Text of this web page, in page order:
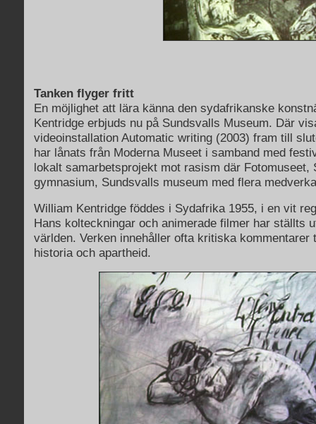
Tanken flyger fritt
En möjlighet att lära känna den sydafrikanske
Kentridge erbjuds nu på Sundsvalls Museum. Där
videoinstallation Automatic writing (2003) fram till
har lånats från Moderna Museet i samband med
lokalt samarbetsprojekt mot rasism där Fotomuseet,
gymnasium, Sundsvalls museum med flera
William Kentridge föddes i Sydafrika 1955, i en vit
Hans kolteckningar och animerade filmer har ställts
världen. Verken innehåller ofta kritiska kommentarer
historia och apartheid.